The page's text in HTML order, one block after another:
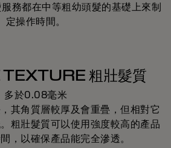
務都在中等粗幼頭髮的基礎上來制
定操作時間。
粗壯髮質
多於0.08毫米
其角質層較厚及會重疊，但相對它
粗壯髮質可以使用強度較高的產品
，以確保產品能完全滲透。